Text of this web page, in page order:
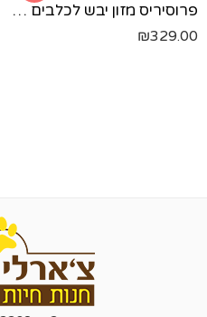
פרוסיריס מזון יבש לכלבים גורים- עוף ודגים - 12.9 ק"ג
₪329.00